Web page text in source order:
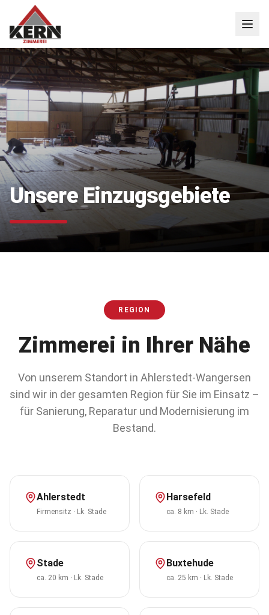
Unsere Einzugsgebiete
REGION
Zimmerei in Ihrer Nähe
Von unserem Standort in Ahlerstedt-Wangersen
sind wir in der gesamten Region für Sie im Einsatz –
für Sanierung, Reparatur und Modernisierung im
Bestand.
Ahlerstedt
Firmensitz · Lk. Stade
Harsefeld
ca. 8 km · Lk. Stade
Stade
ca. 20 km · Lk. Stade
Buxtehude
ca. 25 km · Lk. Stade